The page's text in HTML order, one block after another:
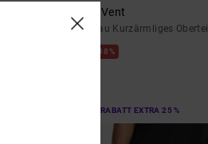
VA Sport Vent
Männer Blau Kurzärmliges Oberteil
48%
DOPPELTER RABATT EXTRA 25 %